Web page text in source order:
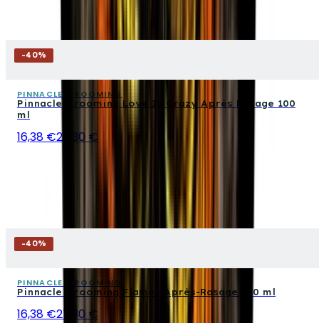
-40%
PINNACLE GROOMING
Pinnacle Grooming Love Is Crazy Après Rasage 100
ml
16,38 €27,30 €
-40%
PINNACLE GROOMING
Pinnacle Grooming Flames Après-Rasage 100 ml
16,38 €27,30 €